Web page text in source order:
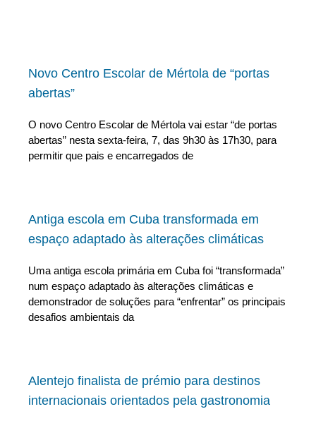
Novo Centro Escolar de Mértola de “portas
abertas”
O novo Centro Escolar de Mértola vai estar “de portas
abertas” nesta sexta-feira, 7, das 9h30 às 17h30, para
permitir que pais e encarregados de
Antiga escola em Cuba transformada em
espaço adaptado às alterações climáticas
Uma antiga escola primária em Cuba foi “transformada”
num espaço adaptado às alterações climáticas e
demonstrador de soluções para “enfrentar” os principais
desafios ambientais da
Alentejo finalista de prémio para destinos
internacionais orientados pela gastronomia